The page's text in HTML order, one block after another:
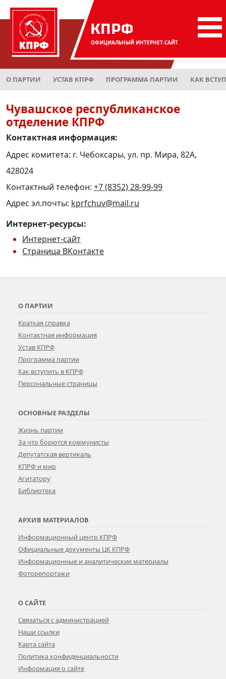
КПРФ
ОФИЦИАЛЬНЫЙ ИНТЕРНЕТ-САЙТ
О ПАРТИИ УСТАВ КПРФ ПРОГРАММА ПАРТИИ КАК
Чувашское республиканское
отделение КПРФ
Контактная информация:
Адрес комитета: г. Чебоксары, ул. пр. Мира, 82А,
428024
Контактный телефон: +7 (8352) 28-99-99
Адрес эл.почты: kprfchuv@mail.ru
Интернет-ресурсы:
Интернет-сайт
Страница ВКонтакте
О ПАРТИИ
Краткая справка
Контактная информация
Устав КПРФ
Программа партии
Как вступить в КПРФ
Персональные страницы
ОСНОВНЫЕ РАЗДЕЛЫ
Жизнь партии
За что борются коммунисты
Депутатская вертикаль
КПРФ и мир
Агитатору
Библиотека
АРХИВ МАТЕРИАЛОВ
Информационный центр КПРФ
Официальные документы ЦК КПРФ
Информационные и аналитические материалы
Фоторепортажи
О САЙТЕ
Связаться с администрацией
Наши ссылки
Карта сайта
Политика конфиденциальности
Информация о сайте